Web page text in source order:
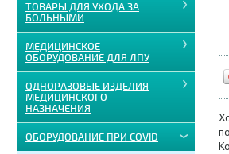
ТОВАРЫ ДЛЯ УХОДА ЗА
БОЛЬНЫМИ
МЕДИЦИНСКОЕ
ОБОРУДОВАНИЕ ДЛЯ ЛПУ
ОДНОРАЗОВЫЕ ИЗДЕЛИЯ
МЕДИЦИНСКОГО
НАЗНАЧЕНИЯ
ОБОРУДОВАНИЕ ПРИ COVID